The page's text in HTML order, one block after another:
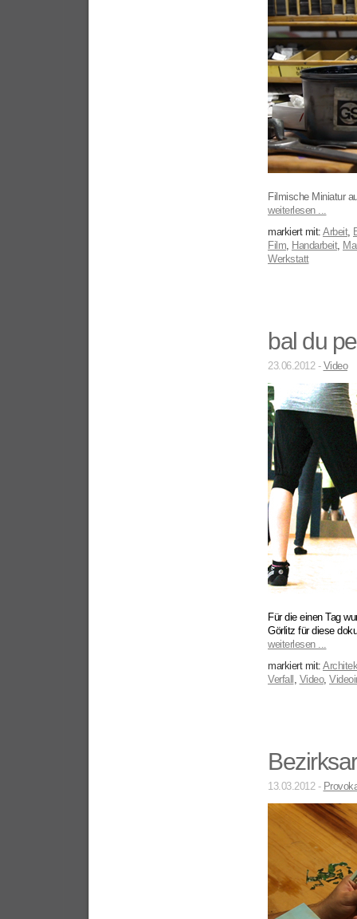
Filmische Miniatur
weiterlesen ...
markiert mit: Arbeit,
Film, Handarbeit,
Werkstatt
bal du
23.06.2012 - Video
Für die einen Tag
Görlitz für diese
weiterlesen ...
markiert mit:
Verfall , Video,
13.03.2012 -